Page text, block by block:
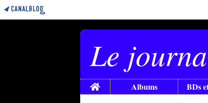
Le
Home Albums BDs